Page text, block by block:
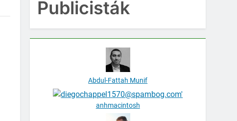
Publicisták
Abdul-Fattah Munif
anhmacintosh